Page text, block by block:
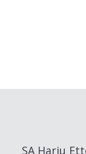
SA Harju